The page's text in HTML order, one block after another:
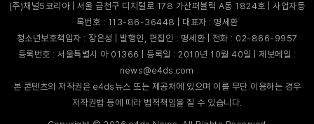
(주)채널5코리아 | 서울 금천구 디지털로 178 가산퍼블릭 A동 1824호 | 사업자등
록번호 : 113-86-36448 | 대표자 : 명세환
청소년보호책임자 : 장은성 | 발행인, 편집인 : 명세환 | 전화 : 02-866-9957
등록번호 : 서울특별시 아 01366 | 등록일 : 2010년 10월 40일 | 제보메일 :
news@e4ds.com
본 콘텐츠의 저작권은 e4ds뉴스 또는 제공처에 있으며 이를 무단 이용하는 경우
저작권법 등에 따라 법적책임을 질 수 있습니다.